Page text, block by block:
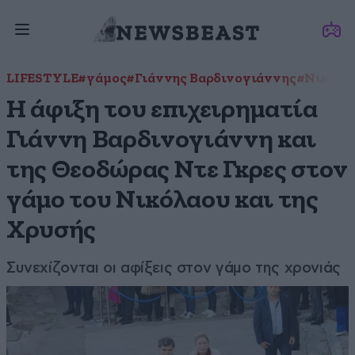
LIFESTYLE#γάμος#Γιάννης Βαρδινογιάννης
Η άφιξη του επιχειρηματία
Γιάννη Βαρδινογιάννη και
της Θεοδώρας Ντε Γκρες στον
γάμο του Νικόλαου και της
Χρυσής
Συνεχίζονται οι αφίξεις στον γάμο της χρονιάς